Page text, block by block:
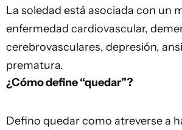
La soledad está asociada con un
enfermedad cardiovascular,
cerebrovasculares, depresión,
prematura.
¿Cómo define “quedar”?
Defino quedar como atreverse a